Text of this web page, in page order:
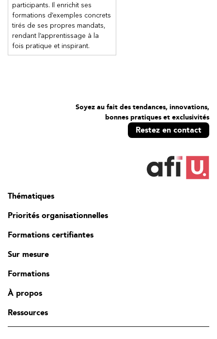
participants. Il enrichit ses
formations d’exemples concrets
tirés de ses propres mandats,
rendant l’apprentissage à la
fois pratique et inspirant.
Soyez au fait des tendances, innovations,
bonnes pratiques et exclusivités
Restez en contact
Thématiques
Priorités organisationnelles
Formations certifiantes
Sur mesure
Formations
À propos
Ressources